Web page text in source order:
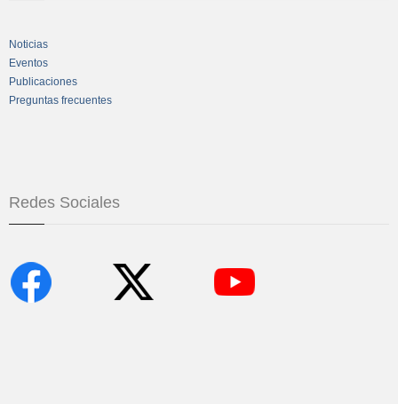
Noticias
Eventos
Publicaciones
Preguntas frecuentes
Redes Sociales